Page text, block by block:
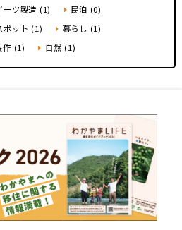
ーツ製造 (1)
民泊 (0)
ポット (1)
暮らし (1)
作 (1) 自然 (1)